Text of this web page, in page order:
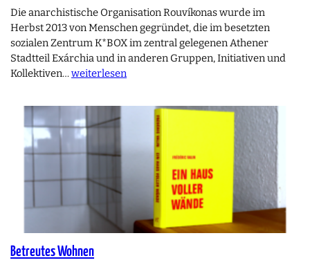
Die anarchistische Organisation Rouvíkonas wurde im
Herbst 2013 von Menschen gegründet, die im besetzten
sozialen Zentrum K*BOX im zentral gelegenen Athener
Stadtteil Exárchia und in anderen Gruppen, Initiativen und
Kollektiven…weiterlesen
Betreutes Wohnen